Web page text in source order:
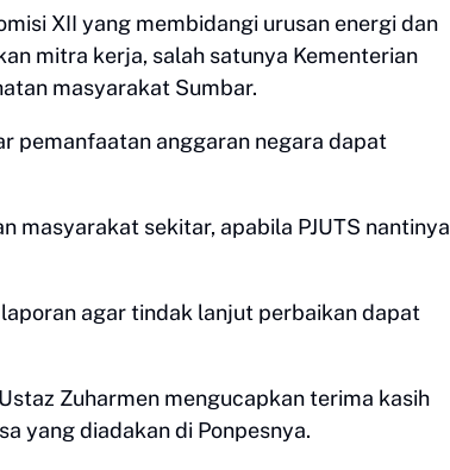
XII yang membidangi urusan energi dan
mitra kerja, salah satunya Kementerian
masyarakat Sumbar.
pemanfaatan anggaran negara dapat
masyarakat sekitar, apabila PJUTS nantinya
agar tindak lanjut perbaikan dapat
Zuharmen mengucapkan terima kasih
yang diadakan di Ponpesnya.